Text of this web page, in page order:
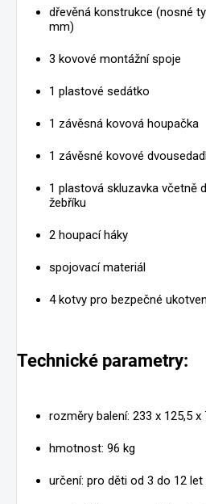
dřevěná konstrukce (nosné
mm)
3 kovové montážní spoje
1 plastové sedátko
1 závěsná kovová houpačka
1 závěsné kovové
1 plastová skluzavka včetně
žebříku
2 houpací háky
spojovací materiál
4 kotvy pro bezpečné
Technické parametry:
rozměry balení: 233 x 125,5 x
hmotnost: 96 kg
určení: pro děti od 3 do 12 let